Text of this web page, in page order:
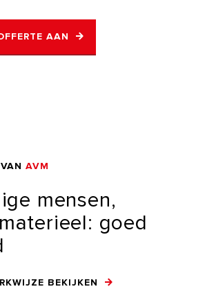
AAN
VAN AVM
mensen,
materieel: goed
BEKIJKEN